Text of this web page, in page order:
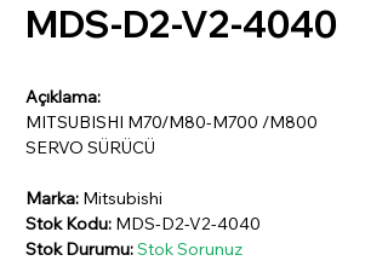
MDS-D2-V2-4040
Açıklama:
MITSUBISHI M70/M80-M700 /M800
SERVO SÜRÜCÜ
Marka: Mitsubishi
Stok Kodu: MDS-D2-V2-4040
Stok Durumu:Stok Sorunuz